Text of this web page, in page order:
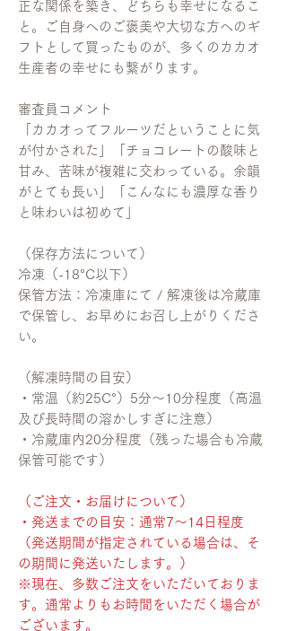
正な関係を築き、どちらも幸せになるこ
と。ご自身へのご褒美や大切な方へのギ
フトとして買ったものが、多くのカカオ
生産者の幸せにも繋がります。
審査員コメント
「カカオってフルーツだということに気
が付かされた」「チョコレートの酸味と
甘み、苦味が複雑に交わっている。余韻
がとても長い」「こんなにも濃厚な香り
と味わいは初めて」
（保存方法について）
冷凍（-18°C以下）
保管方法：冷凍庫にて / 解凍後は冷蔵庫
で保管し、お早めにお召し上がりくださ
い。
（解凍時間の目安）
・常温（約25C°）5分〜10分程度（高温
及び長時間の溶かしすぎに注意）
・冷蔵庫内20分程度（残った場合も冷蔵
保管可能です）
（ご注文・お届けについて）
・発送までの目安：通常7〜14日程度
（発送期間が指定されている場合は、そ
の期間に発送いたします。）
※現在、多数ご注文をいただいておりま
す。通常よりもお時間をいただく場合が
ございます。